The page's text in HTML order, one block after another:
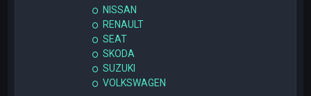
NISSAN
RENAULT
SEAT
SKODA
SUZUKI
VOLKSWAGEN